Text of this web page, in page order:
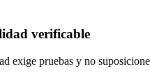
verificable
exige pruebas y no